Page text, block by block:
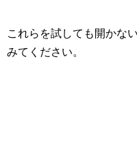
これらを試しても開かな
みてください。